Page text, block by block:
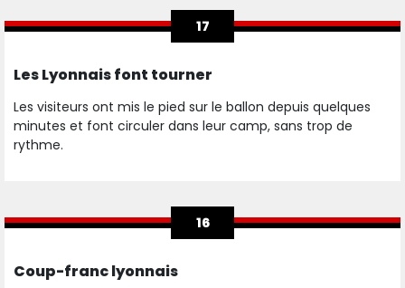
17
Les Lyonnais font tourner
Les visiteurs ont mis le pied sur le ballon depuis quelques
minutes et font circuler dans leur camp, sans trop de
rythme.
16
Coup-franc lyonnais